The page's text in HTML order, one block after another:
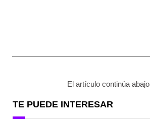
El artículo continúa abajo
TE PUEDE INTERESAR